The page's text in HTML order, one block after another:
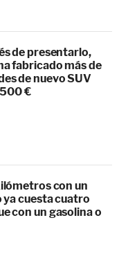
de presentarlo,
fabricado más de
de nuevo SUV
€
con un
cuesta cuatro
con un gasolina o